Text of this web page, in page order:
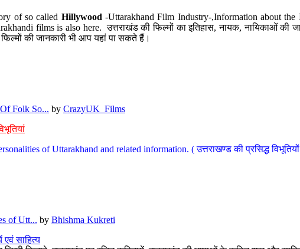
of so called Hillywood-Uttarakhand Film Industry-,Information about
films is also here. उत्तराखंड की फिल्मों का इतिहास, नायक, नायिकाओं की
की जानकारी भी आप यहां पा सकते हैं।
Folk So... by CrazyUK_Films
of Uttarakhand and related information. ( उत्तराखण्ड की प्रसिद्ध
of Utt... by Bhishma Kukreti
साहित्य